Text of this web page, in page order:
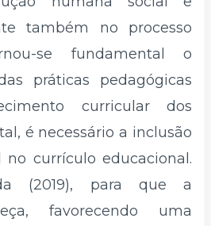
também no processo
se fundamental o
práticas pedagógicas
curricular dos
é necessário a inclusão
currículo educacional.
(2019), para que a
favorecendo uma